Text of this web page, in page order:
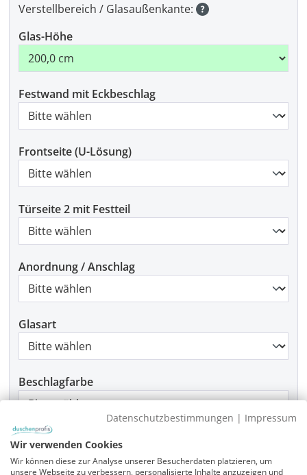
Verstellbereich / Glasaußenkante:
Glas-Höhe
Festwand mit Eckbeschlag
Frontseite (U-Lösung)
Türseite 2 mit Festteil
Anordnung / Anschlag
Glasart
Beschlagfarbe
Montage
Datenschutzbestimmungen | Impressum
Wir verwenden Cookies
Wir können diese zur Analyse unserer Besucherdaten platzieren, um
unsere Webseite zu verbessern, personalisierte Inhalte anzuzeigen und